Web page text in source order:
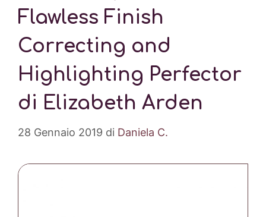
Flawless Finish
Correcting and
Highlighting Perfector
di Elizabeth Arden
28 Gennaio 2019 di Daniela C.